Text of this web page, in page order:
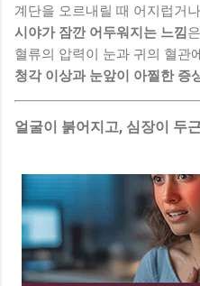
계단을 오르내릴 때 어지럽거
시야가 잠깐 어두워지는 느낌
혈류의 압력이 눈과 귀의 혈관
청각 이상과 눈앞이 아찔한 증
얼굴이 붉어지고, 심장이 두